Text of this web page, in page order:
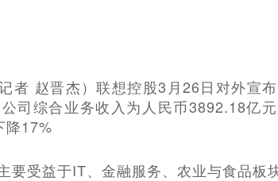
者 赵晋杰）联想控股3月26日对外宣
司综合业务收入为人民币3892.18亿
降17%
要受益于IT、金融服务、农业与食品板